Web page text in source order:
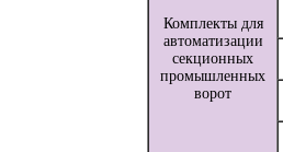
Комплекты для
автоматизации
секционных
промышленных
ворот